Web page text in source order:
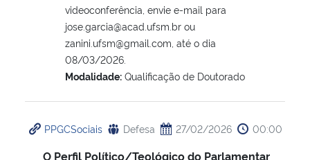
videoconferência, envie e-mail para
jose.garcia@acad.ufsm.br ou
zanini.ufsm@gmail.com, até o dia
08/03/2026.
Modalidade: Qualificação de Doutorado
PPGCSociais Defesa 27/02/2026 00:00
O Perfil Político/Teológico do Parlamentar